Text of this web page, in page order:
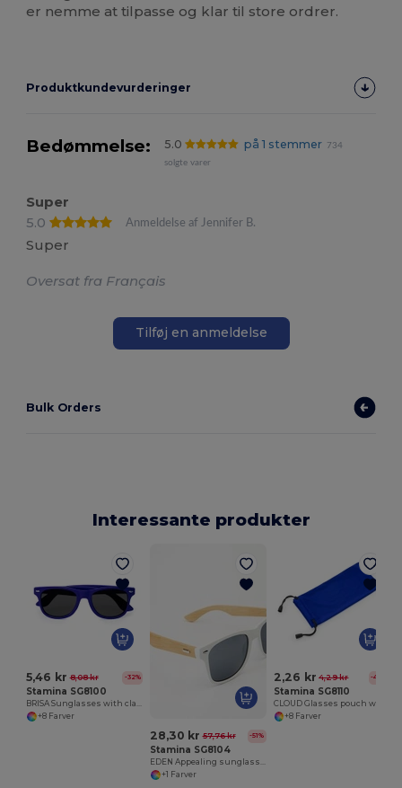
er nemme at tilpasse og klar til store ordrer.
Produktkundevurderinger
Bedømmelse: 5.0 på 1 stemmer
734
solgte varer
Super
5.0
Anmeldelse af Jennifer B.
Super
Oversat fra Français
Tilføj en anmeldelse
Bulk Orders
Interessante produkter
5,46 kr 8,08 kr -32%
Stamina SG8100
+8 Farver
28,30 kr 57,76 kr -51%
Stamina SG8104
+1 Farver
2,26 kr 4,29 kr -47%
Stamina SG8110
+8 Farver